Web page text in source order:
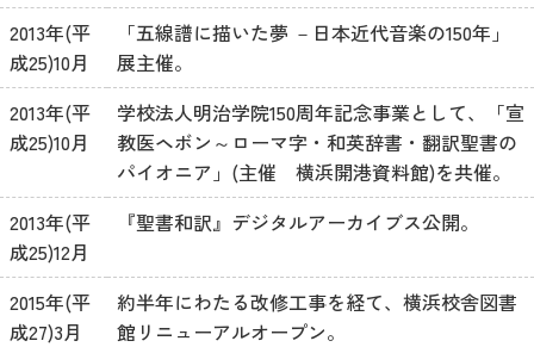
2013年(平
成25)10月
「五線譜に描いた夢 －日本近代音楽の150年」
展主催。
2013年(平
成25)10月
学校法人明治学院150周年記念事業として、「宣
教医ヘボン～ローマ字・和英辞書・翻訳聖書の
パイオニア」(主催 横浜開港資料館)を共催。
2013年(平
成25)12月
『聖書和訳』デジタルアーカイブス公開。
2015年(平
成27)3月
約半年にわたる改修工事を経て、横浜校舎図書
館リニューアルオープン。